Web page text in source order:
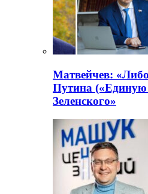
Матвейчев:
Путина («Единую
Зеленского»